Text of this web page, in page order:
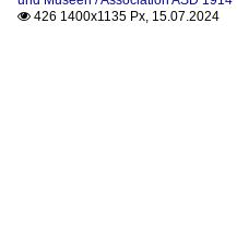
 426 1400x1135 Px, 15.07.2024